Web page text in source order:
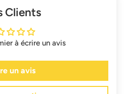
Clients
à écrire un avis
un avis